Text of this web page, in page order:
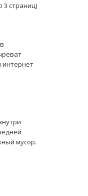
3 страниц)
мусор.